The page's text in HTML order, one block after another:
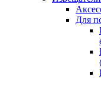
Для